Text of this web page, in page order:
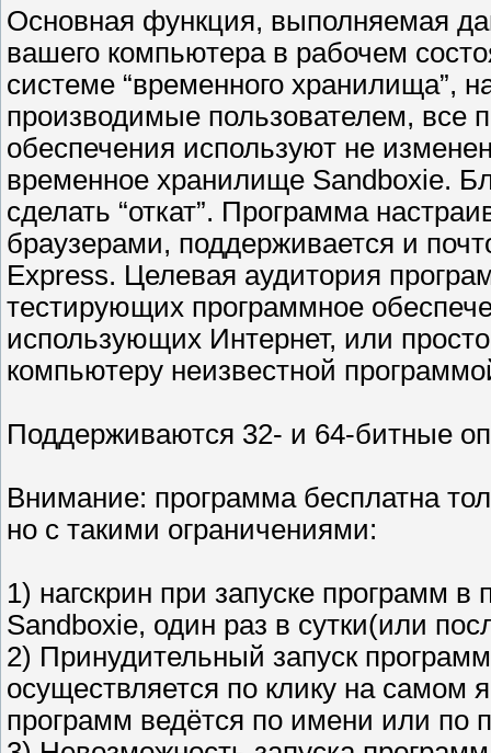
Основная функция, выполняемая
вашего компьютера в рабочем
системе “временного хранилища”,
производимые пользователем, все
обеспечения используют не
временное хранилище Sandboxie.
сделать “откат”. Программа
браузерами, поддерживается и
Express. Целевая аудитория
тестирующих программное
использующих Интернет, или
компьютеру неизвестной
Поддерживаются 32- и 64-битные
Внимание: программа бесплатна
но с такими ограничениями:
1) нагскрин при запуске программ
Sandboxie, один раз в сутки(или
2) Принудительный запуск
осуществляется по клику на самом
программ ведётся по имени или по